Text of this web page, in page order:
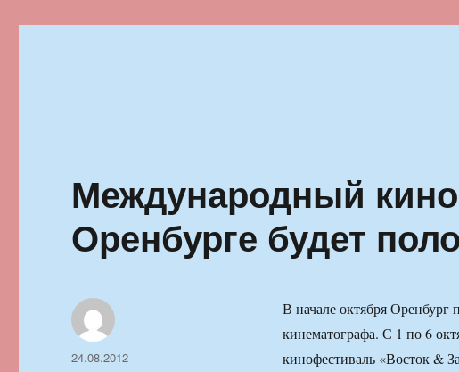
Международный
Оренбурге будет
В начале октября Оренбург
кинематографа. С 1 по 6
кинофестиваль «Восток &
Автор
Опубликовано
24.08.2012